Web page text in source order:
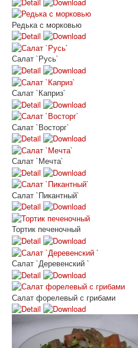
Редька с морковью
Салат `Русь`
Салат `Каприз`
Салат `Восторг`
Салат `Мечта`
Салат `Пикантный`
Тортик печеночный
Салат `Деревенский `
Салат форелевый с грибами